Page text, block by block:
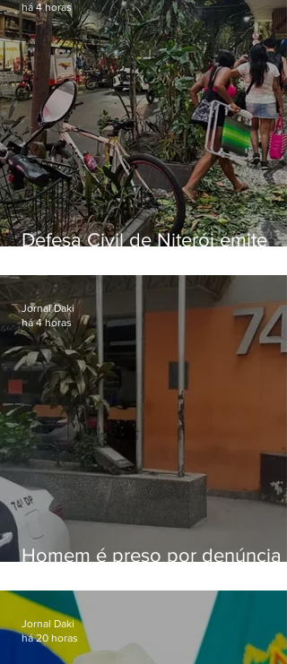
Defesa Civil de Niterói emite
sexta-feira (07)
há 4 horas
Homem é preso por denúncia
Alcântara
Jornal Daki
há 4 horas
Jornal Daki
há 20 horas